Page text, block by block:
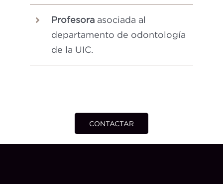
Profesora asociada al
departamento de odontología
de la UIC.
CONTACTAR